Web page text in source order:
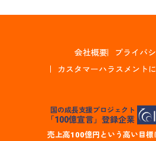
会社概要
プライバ
カスタマーハラスメント
国の成長支援プロジェクト
「100億宣言」登録企業
売上高100億円という高い目標